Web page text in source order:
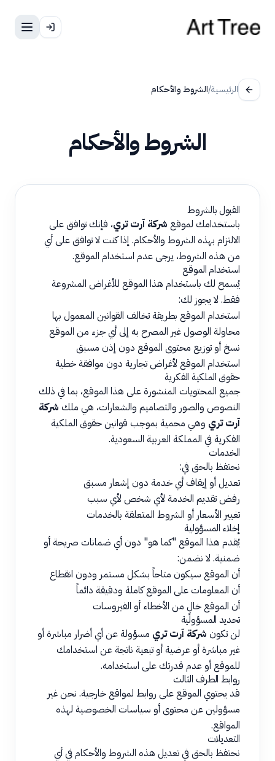
الرئيسية/الشروط والأحكام
الشروط والأحكام
القبول بالشروط
باستخدامك لموقع شركة آرت تري، فإنك توافق على
الالتزام بهذه الشروط والأحكام. إذا كنت لا توافق على أي
من هذه الشروط، يرجى عدم استخدام الموقع.
استخدام الموقع
يُسمح لك باستخدام هذا الموقع للأغراض المشروعة
فقط. لا يجوز لك:
استخدام الموقع بطريقة تخالف القوانين المعمول بها
محاولة الوصول غير المصرح به إلى أي جزء من الموقع
نسخ أو توزيع محتوى الموقع دون إذن مسبق
استخدام الموقع لأغراض تجارية دون موافقة خطية
حقوق الملكية الفكرية
جميع المحتويات المنشورة على هذا الموقع، بما في ذلك
النصوص والصور والتصاميم والشعارات، هي ملك شركة
آرت تري وهي محمية بموجب قوانين حقوق الملكية
الفكرية في المملكة العربية السعودية.
الخدمات
نحتفظ بالحق في:
تعديل أو إيقاف أي خدمة دون إشعار مسبق
رفض تقديم الخدمة لأي شخص لأي سبب
تغيير الأسعار أو الشروط المتعلقة بالخدمات
إخلاء المسؤولية
يُقدم هذا الموقع "كما هو" دون أي ضمانات صريحة أو
ضمنية. لا نضمن:
أن الموقع سيكون متاحاً بشكل مستمر ودون انقطاع
أن المعلومات على الموقع كاملة ودقيقة دائماً
أن الموقع خالٍ من الأخطاء أو الفيروسات
تحديد المسؤولية
لن تكون شركة آرت تري مسؤولة عن أي أضرار مباشرة أو
غير مباشرة أو عرضية أو تبعية ناتجة عن استخدامك
للموقع أو عدم قدرتك على استخدامه.
روابط الطرف الثالث
قد يحتوي الموقع على روابط لمواقع خارجية. نحن غير
مسؤولين عن محتوى أو سياسات الخصوصية لهذه
المواقع.
التعديلات
نحتفظ بالحق في تعديل هذه الشروط والأحكام في أي